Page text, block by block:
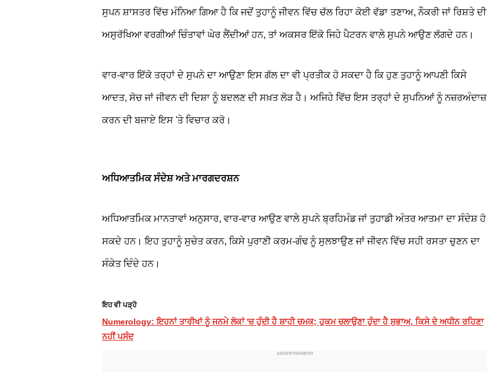
ਸੁਪਨ ਸ਼ਾਸਤਰ ਵਿੱਚ ਮੰਨਿਆ ਗਿਆ ਹੈ ਕਿ ਜਦੋਂ ਤੁਹਾਨੂੰ ਜੀਵਨ ਵਿੱਚ ਚੱਲ ਰਿਹਾ ਕੋਈ ਵੱਡਾ ਤਣਾਅ, ਨੌਕਰੀ ਜਾਂ ਰਿਸ਼ਤੇ ਦੀ
ਅਸੁਰੱਖਿਆ ਵਰਗੀਆਂ ਚਿੰਤਾਵਾਂ ਘੇਰ ਲੈਂਦੀਆਂ ਹਨ, ਤਾਂ ਅਕਸਰ ਇੱਕੋ ਜਿਹੇ ਪੈਟਰਨ ਵਾਲੇ ਸੁਪਨੇ ਆਉਣ ਲੱਗਦੇ ਹਨ।
ਵਾਰ-ਵਾਰ ਇੱਕੋ ਤਰ੍ਹਾਂ ਦੇ ਸੁਪਨੇ ਦਾ ਆਉਣਾ ਇਸ ਗੱਲ ਦਾ ਵੀ ਪ੍ਰਤੀਕ ਹੋ ਸਕਦਾ ਹੈ ਕਿ ਹੁਣ ਤੁਹਾਨੂੰ ਆਪਣੀ ਕਿਸੇ
ਆਦਤ, ਸੋਚ ਜਾਂ ਜੀਵਨ ਦੀ ਦਿਸ਼ਾ ਨੂੰ ਬਦਲਣ ਦੀ ਸਖ਼ਤ ਲੋੜ ਹੈ। ਅਜਿਹੇ ਵਿੱਚ ਇਸ ਤਰ੍ਹਾਂ ਦੇ ਸੁਪਨਿਆਂ ਨੂੰ ਨਜ਼ਰਅੰਦਾਜ਼
ਕਰਨ ਦੀ ਬਜਾਏ ਇਸ 'ਤੇ ਵਿਚਾਰ ਕਰੋ।
ਅਧਿਆਤਮਿਕ ਸੰਦੇਸ਼ ਅਤੇ ਮਾਰਗਦਰਸ਼ਨ
ਅਧਿਆਤਮਿਕ ਮਾਨਤਾਵਾਂ ਅਨੁਸਾਰ, ਵਾਰ-ਵਾਰ ਆਉਣ ਵਾਲੇ ਸੁਪਨੇ ਬ੍ਰਹਿਮੰਡ ਜਾਂ ਤੁਹਾਡੀ ਅੰਤਰ ਆਤਮਾ ਦਾ ਸੰਦੇਸ਼ ਹੋ
ਸਕਦੇ ਹਨ। ਇਹ ਤੁਹਾਨੂੰ ਸੁਚੇਤ ਕਰਨ, ਕਿਸੇ ਪੁਰਾਣੀ ਕਰਮ-ਗੰਢ ਨੂੰ ਸੁਲਝਾਉਣ ਜਾਂ ਜੀਵਨ ਵਿੱਚ ਸਹੀ ਰਸਤਾ ਚੁਣਨ ਦਾ
ਸੰਕੇਤ ਦਿੰਦੇ ਹਨ।
ਇਹ ਵੀ ਪੜ੍ਹੋ
Numerology: ਇਹਨਾਂ ਤਾਰੀਖਾਂ ਨੂੰ ਜਨਮੇ ਲੋਕਾਂ 'ਚ ਹੁੰਦੀ ਹੈ ਸ਼ਾਹੀ ਚਮਕ; ਹੁਕਮ ਚਲਾਉਣਾ ਹੁੰਦਾ ਹੈ ਸੁਭਾਅ, ਕਿਸੇ ਦੇ ਅਧੀਨ ਰਹਿਣਾ
ਨਹੀਂ ਪਸੰਦ